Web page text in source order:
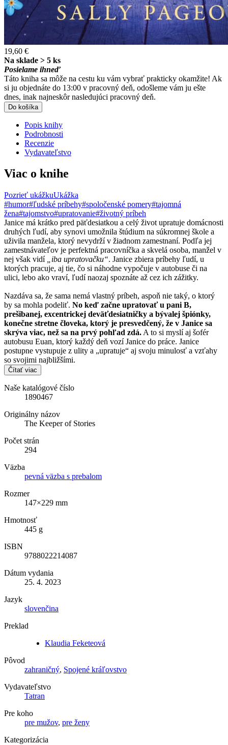
19,60 €
Na sklade > 5 ks
Posielame ihneď
Táto kniha sa môže na cestu ku vám vybrať prakticky okamžite! Ak
si ju objednáte do 13:00 v pracovný deň, odošleme vám ju ešte
dnes, inak najneskôr nasledujúci pracovný deň.
Do košíka
Popis knihy
Podrobnosti
Recenzie
Vydavateľstvo
Viac o knihe
Pozrieť ukážkuUkážka
#humor#ľudské príbehy#spoločenské pomery#tajomná
žena#tajomstvo#upratovanie#životný príbeh
Janice má krátko pred päťdesiatkou a celý život upratuje domácnosti
druhých ľudí, aby synovi umožnila štúdium na súkromnej škole a
uživila manžela, ktorý nevydrží v žiadnom zamestnaní. Podľa jej
zamestnávateľov je perfektná pracovníčka a skvelá osoba, manžel v
nej však vidí
„iba upratovačku“. Janice zbiera príbehy ľudí, u
ktorých pracuje, aj tie, čo si náhodne vypočuje v autobuse či na
ulici, lebo ako vraví, ľudí naozaj spoznáte až cez ich zážitky.
Nazdáva sa, že sama nemá vlastný príbeh, aspoň nie taký, o ktorý
by sa mohla podeliť. No keď začne upratovať u pani B,
prešibanej, excentrickej deväťdesiatničky a bývalej špiónky,
konečne stretne človeka, ktorý je presvedčený, že v Janice sa
skrýva viac, než sa na prvý pohľad zdá. A to si myslí aj šofér
autobusu Euan, ktorý každý deň vozí Janice do práce. Janice
postupne vystupuje z ulity a „upratuje“ aj svoju minulosť a vzťahy
so svojimi najbližšími.
Čítať viac
Naše katalógové číslo
1890467
Originálny názov
The Keeper of Stories
Počet strán
294
Väzba
pevná väzba s prebalom
Rozmer
147×229 mm
Hmotnosť
445 g
ISBN
9788022214087
Dátum vydania
25. 4. 2023
Jazyk
slovenčina
Preklad
Klaudia Feketeová
Pôvod
zahraničný, Spojené kráľovstvo
Vydavateľstvo
Tatran
Pre koho
pre mužov, pre ženy
Kategorizácia